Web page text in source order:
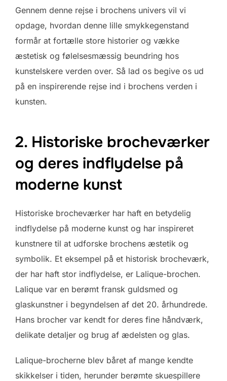
Gennem denne rejse i brochens univers vil vi
opdage, hvordan denne lille smykkegenstand
formår at fortælle store historier og vække
æstetisk og følelsesmæssig beundring hos
kunstelskere verden over. Så lad os begive os ud
på en inspirerende rejse ind i brochens verden i
kunsten.
2. Historiske brocheværker
og deres indflydelse på
moderne kunst
Historiske brocheværker har haft en betydelig
indflydelse på moderne kunst og har inspireret
kunstnere til at udforske brochens æstetik og
symbolik. Et eksempel på et historisk brocheværk,
der har haft stor indflydelse, er Lalique-brochen.
Lalique var en berømt fransk guldsmed og
glaskunstner i begyndelsen af det 20. århundrede.
Hans brocher var kendt for deres fine håndværk,
delikate detaljer og brug af ædelsten og glas.
Lalique-brocherne blev båret af mange kendte
skikkelser i tiden, herunder berømte skuespillere